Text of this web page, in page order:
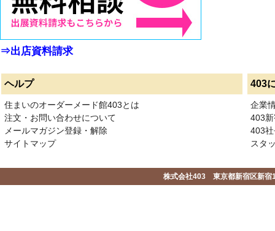
⇒出店資料請求
ヘルプ 403
住まいのオーダーメード館403とは
注文・お問い合わせについて
メールマガジン登録・解除
サイトマップ
企業
403
403
スタ
株式会社403 東京都新宿区新